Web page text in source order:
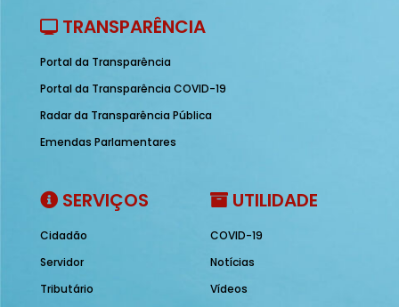
TRANSPARÊNCIA
Portal da Transparência
Portal da Transparência COVID-19
Radar da Transparência Pública
Emendas Parlamentares
SERVIÇOS
Cidadão
Servidor
Tributário
UTILIDADE
COVID-19
Notícias
Vídeos